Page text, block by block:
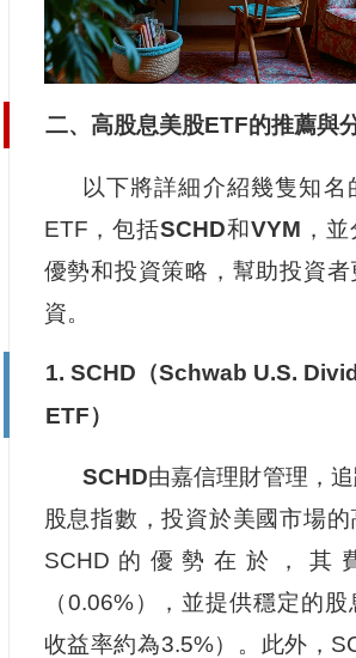
二、高股息美股ETF的推薦與
以下將詳細介紹幾隻知名
ETF，包括SCHD和VYM ，
優勢和投資策略，幫助投資
資。
1. SCHD（Schwab U.S.
ETF）
SCHD由嘉信理財管理，
股息指數，投資於美國市場的
SCHD的優勢在於，其
（0.06%），並提供穩定的
收益率約為3.5%）。此外，